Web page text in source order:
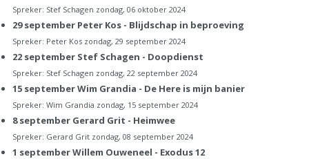
Spreker: Stef Schagen zondag, 06 oktober 2024
29 september Peter Kos - Blijdschap in beproeving
Spreker: Peter Kos zondag, 29 september 2024
22 september Stef Schagen - Doopdienst
Spreker: Stef Schagen zondag, 22 september 2024
15 september Wim Grandia - De Here is mijn banier
Spreker: Wim Grandia zondag, 15 september 2024
8 september Gerard Grit - Heimwee
Spreker: Gerard Grit zondag, 08 september 2024
1 september Willem Ouweneel - Exodus 12